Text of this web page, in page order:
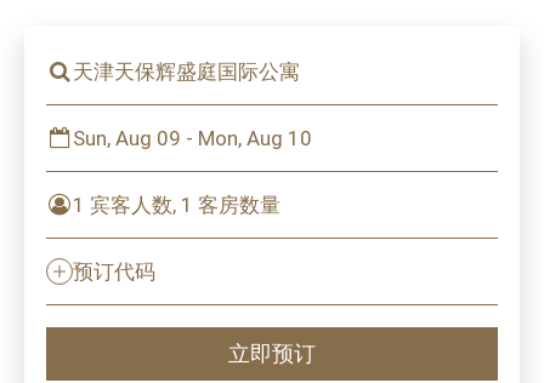
天津天保辉盛庭国际公寓
Sun, Aug 09 - Mon, Aug 10
1 宾客人数, 1 客房数量
预订代码
立即预订